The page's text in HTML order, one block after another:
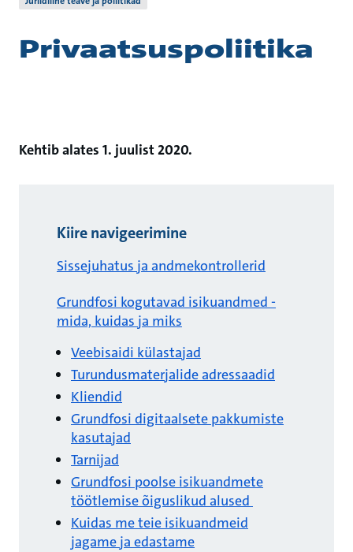
Privaatsuspoliitika
Kehtib alates 1. juulist 2020.
Kiire navigeerimine
Sissejuhatus ja andmekontrollerid
Grundfosi kogutavad isikuandmed -
mida, kuidas ja miks
Veebisaidi külastajad
Turundusmaterjalide adressaadid
Kliendid
Grundfosi digitaalsete pakkumiste
kasutajad
Tarnijad
Grundfosi poolse isikuandmete
töötlemise õiguslikud alused
Kuidas me teie isikuandmeid
jagame ja edastame